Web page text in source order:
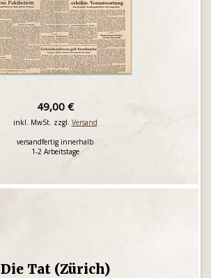
49,00 €
inkl. MwSt. zzgl. Versand
versandfertig innerhalb
1-2 Arbeitstage
Die Tat (Zürich)